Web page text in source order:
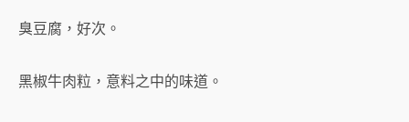
臭豆腐，好次。
黑椒牛肉粒，意料之中的味道。